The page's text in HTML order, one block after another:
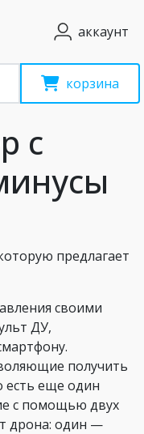
аккаунт
корзина
с
предлагает
своими
ДУ,
получить
есть еще один
с помощью двух
дрона: один —